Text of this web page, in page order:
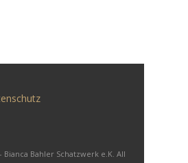
Bianca Bahler Schatzwerk e.K. All